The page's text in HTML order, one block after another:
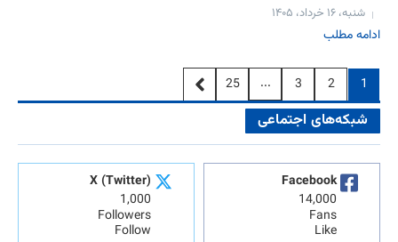
شنبه، ۱۶ خرداد، ۱۴۰۵
ادامه مطلب
1
2
3
...
25
شبکه‌های اجتماعی
Facebook
14,000
Fans
Like
X (Twitter)
1,000
Followers
Follow